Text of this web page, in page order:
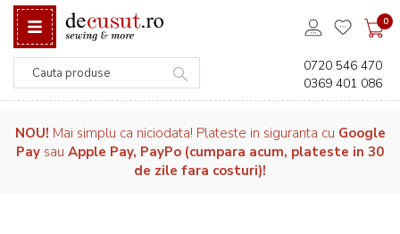
0
0720 546 470
0369 401 086
NOU! Mai simplu ca niciodata! Plateste in siguranta cu Google
Pay sau Apple Pay, PayPo (cumpara acum, plateste in 30
de zile fara costuri)!